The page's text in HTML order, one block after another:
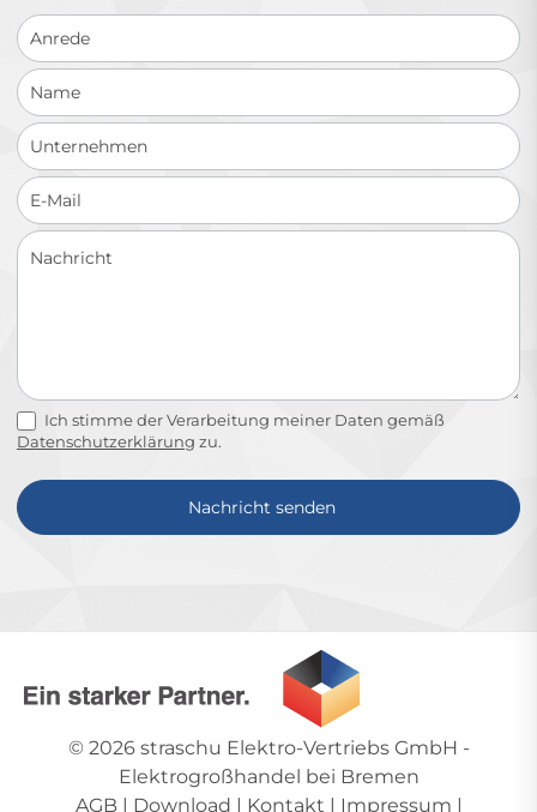
Schnellkontakt
Ich stimme der Verarbeitung meiner Daten gemäß
Datenschutzerklärung zu.
Nachricht senden
© 2026 straschu Elektro-Vertriebs GmbH -
Elektrogroßhandel bei Bremen
AGB
Download Kontakt Impressum